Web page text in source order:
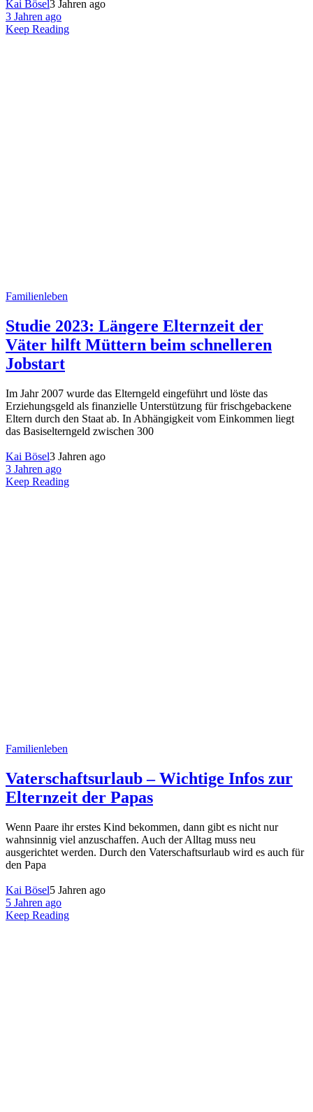
Kai Bösel3 Jahren ago
3 Jahren ago
Keep Reading
Familienleben
Studie 2023: Längere Elternzeit der
Väter hilft Müttern beim schnelleren
Jobstart
Im Jahr 2007 wurde das Elterngeld eingeführt und löste das
Erziehungsgeld als finanzielle Unterstützung für frischgebackene
Eltern durch den Staat ab. In Abhängigkeit vom Einkommen liegt
das Basiselterngeld zwischen 300
Kai Bösel3 Jahren ago
3 Jahren ago
Keep Reading
Familienleben
Vaterschaftsurlaub – Wichtige Infos zur
Elternzeit der Papas
Wenn Paare ihr erstes Kind bekommen, dann gibt es nicht nur
wahnsinnig viel anzuschaffen. Auch der Alltag muss neu
ausgerichtet werden. Durch den Vaterschaftsurlaub wird es auch für
den Papa
Kai Bösel5 Jahren ago
5 Jahren ago
Keep Reading